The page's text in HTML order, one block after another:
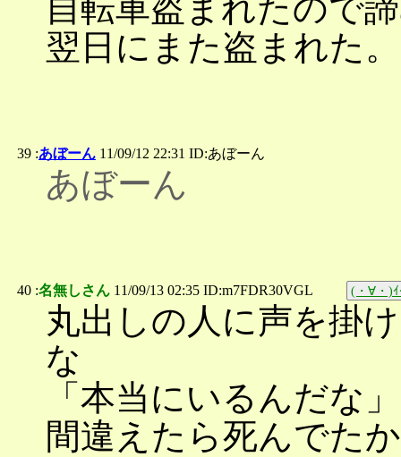
自転車盗まれたので
翌日にまた盗まれた。
39 :あぼーん 11/09/12 22:31 ID:あぼーん
あぼーん
40 :名無しさん 11/09/13 02:35 ID:m7FDR30VGL (・∀・)
丸出しの人に声を掛
な
「本当にいるんだな
間違えたら死んでた